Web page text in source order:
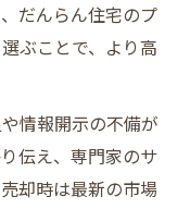
だんらん住宅のプ
ぶことで、より高
情報開示の不備が
伝え、専門家のサ
却時は最新の市場